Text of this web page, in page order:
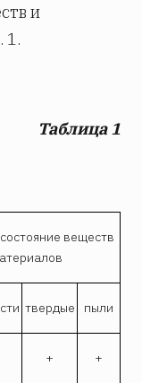
и
1.
Таблица1
веществ
твердые пыли
+ +